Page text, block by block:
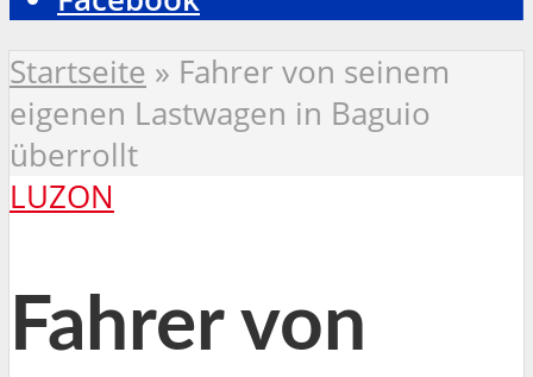
Startseite » Fahrer von seinem
eigenen Lastwagen in Baguio
überrollt
LUZON
Fahrer von